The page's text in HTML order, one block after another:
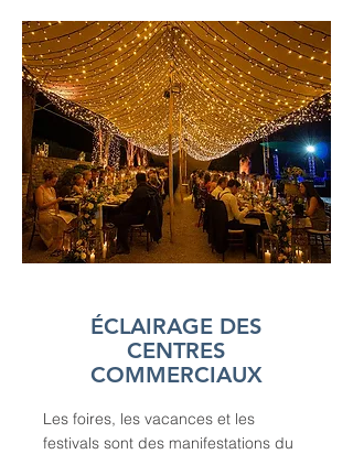
ÉCLAIRAGE DES
CENTRES
COMMERCIAUX
Les foires, les vacances et les
festivals sont des manifestations du